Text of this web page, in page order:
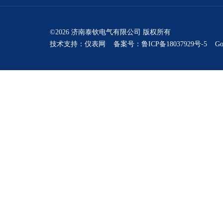
©2026 济南泰钦电气有限公司 版权所有
技术支持： 仪表网 备案号：鲁ICP备18037929号-5